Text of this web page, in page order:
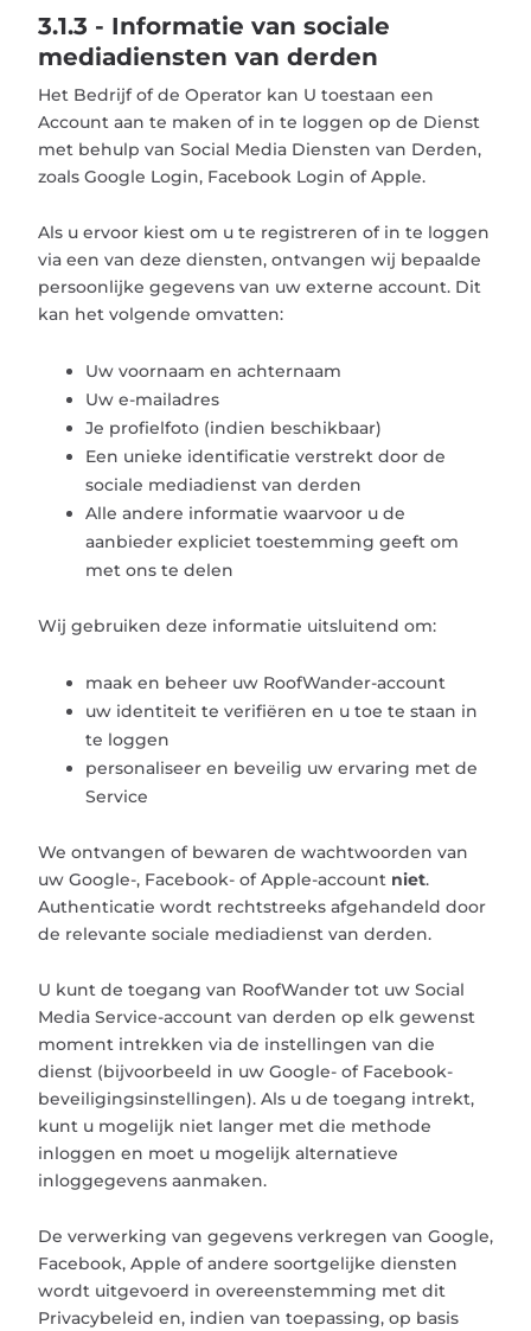
3.1.3 - Informatie van sociale
mediadiensten van derden
Het Bedrijf of de Operator kan U toestaan ​​een
Account aan te maken of in te loggen op de Dienst
met behulp van Social Media Diensten van Derden,
zoals Google Login, Facebook Login of Apple.
Als u ervoor kiest om u te registreren of in te loggen
via een van deze diensten, ontvangen wij bepaalde
persoonlijke gegevens van uw externe account. Dit
kan het volgende omvatten:
Uw voornaam en achternaam
Uw e-mailadres
Je profielfoto (indien beschikbaar)
Een unieke identificatie verstrekt door de
sociale mediadienst van derden
Alle andere informatie waarvoor u de
aanbieder expliciet toestemming geeft om
met ons te delen
Wij gebruiken deze informatie uitsluitend om:
maak en beheer uw RoofWander-account
uw identiteit te verifiëren en u toe te staan ​​in
te loggen
personaliseer en beveilig uw ervaring met de
Service
We ontvangen of bewaren de wachtwoorden van
uw Google-, Facebook- of Apple-account niet.
Authenticatie wordt rechtstreeks afgehandeld door
de relevante sociale mediadienst van derden.
U kunt de toegang van RoofWander tot uw Social
Media Service-account van derden op elk gewenst
moment intrekken via de instellingen van die
dienst (bijvoorbeeld in uw Google- of Facebook-
beveiligingsinstellingen). Als u de toegang intrekt,
kunt u mogelijk niet langer met die methode
inloggen en moet u mogelijk alternatieve
inloggegevens aanmaken.
De verwerking van gegevens verkregen van Google,
Facebook, Apple of andere soortgelijke diensten
wordt uitgevoerd in overeenstemming met dit
Privacybeleid en, indien van toepassing, op basis